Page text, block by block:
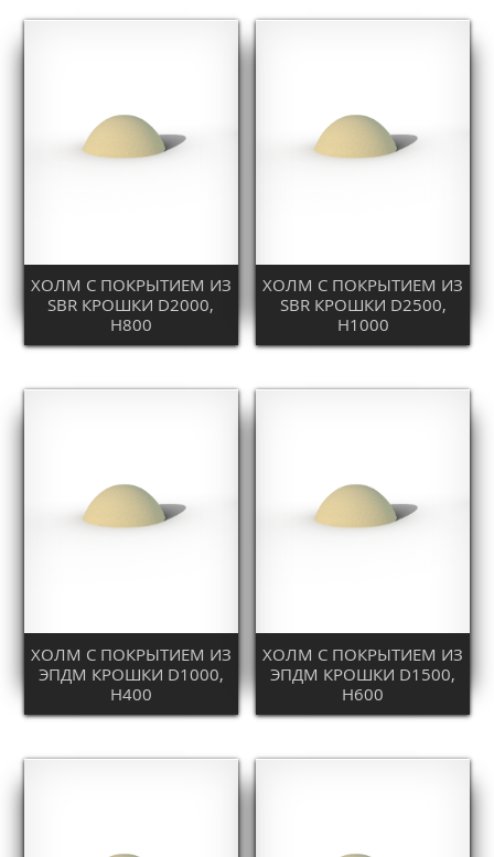
ХОЛМ С ПОКРЫТИЕМ ИЗ
SBR КРОШКИ D2000,
H800
ХОЛМ С ПОКРЫТИЕМ ИЗ
SBR КРОШКИ D2500,
H1000
ХОЛМ С ПОКРЫТИЕМ ИЗ
ЭПДМ КРОШКИ D1000,
H400
ХОЛМ С ПОКРЫТИЕМ ИЗ
ЭПДМ КРОШКИ D1500,
H600